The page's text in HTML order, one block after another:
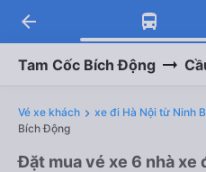
Tải app
Nhận ưu đãi
Tải app Vexere
-30k/ghế khi đặt
arrow_back
Tam Cốc Bích Động
Vé xe khách xe đi Hà Nội từ Ninh
Bích Động
Đặt mua vé xe 6 nhà xe